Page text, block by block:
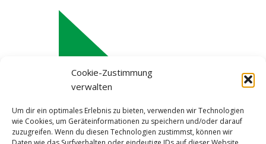
Cookie-Zustimmung
verwalten
Um dir ein optimales Erlebnis zu bieten, verwenden wir Technologien
wie Cookies, um Geräteinformationen zu speichern und/oder darauf
zuzugreifen. Wenn du diesen Technologien zustimmst, können wir